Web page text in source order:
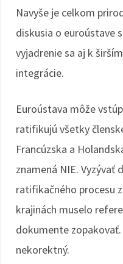
Navyše je celkom
diskusia o euroústave
vyjadrenie sa aj k
integrácie.
Euroústava môže
ratifikujú všetky
Francúzska a
znamená NIE. Vyzývať
ratifikačného procesu
krajinách muselo
dokumente
nekorektný.